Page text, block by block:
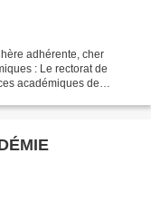
adhérente, cher
: Le rectorat de
académiques de